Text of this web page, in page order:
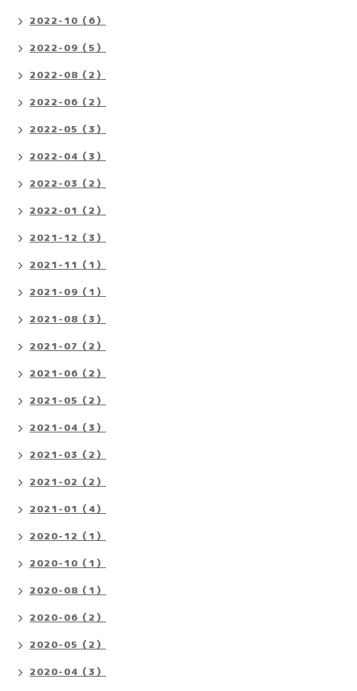
2022-10（6）
2022-09（5）
2022-08（2）
2022-06（2）
2022-05（3）
2022-04（3）
2022-03（2）
2022-01（2）
2021-12（3）
2021-11（1）
2021-09（1）
2021-08（3）
2021-07（2）
2021-06（2）
2021-05（2）
2021-04（3）
2021-03（2）
2021-02（2）
2021-01（4）
2020-12（1）
2020-10（1）
2020-08（1）
2020-06（2）
2020-05（2）
2020-04（3）